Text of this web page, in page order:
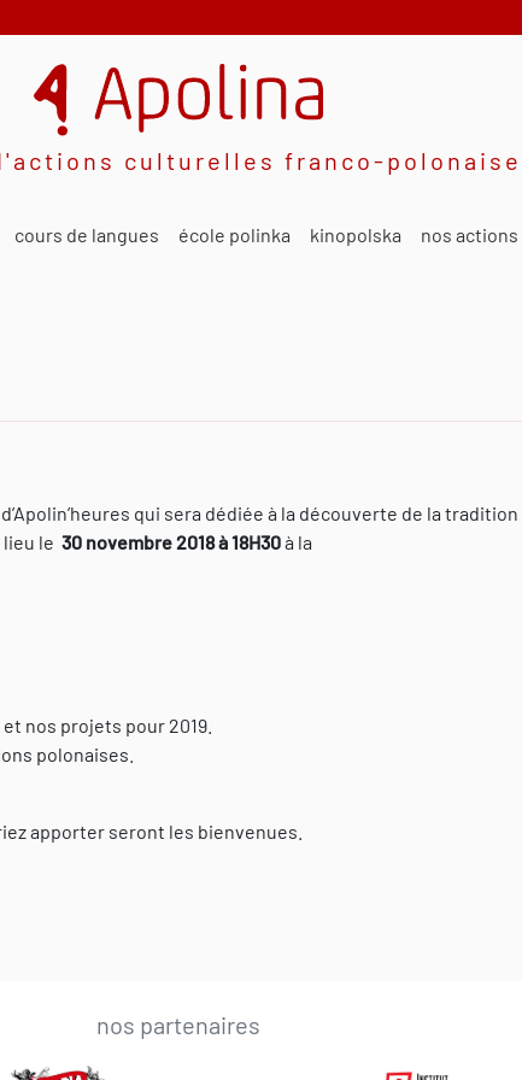
culturelles franco-
cours de langues école polinka kinopolska nos
qui sera dédiée à la découverte de la
le 30 novembre 2018 à 18H30à la
nos projets pour 2019.
polonaises.
apporter seront les bienvenues.
nos partenaires